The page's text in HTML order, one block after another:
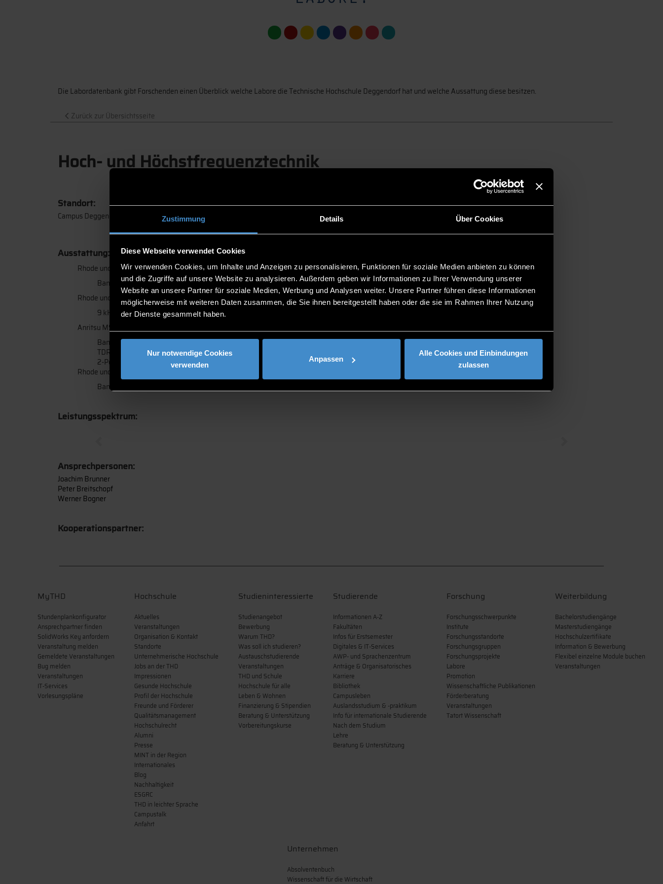
Zustimmung Details Über Cookies
Diese Webseite verwendet Cookies
Wir verwenden Cookies, um Inhalte und Anzeigen zu personalisieren, Funktionen für soziale Medien anbieten zu können
und die Zugriffe auf unsere Website zu analysieren. Außerdem geben wir Informationen zu Ihrer Verwendung unserer
Website an unsere Partner für soziale Medien, Werbung und Analysen weiter. Unsere Partner führen diese Informationen
möglicherweise mit weiteren Daten zusammen, die Sie ihnen bereitgestellt haben oder die sie im Rahmen Ihrer Nutzung
der Dienste gesammelt haben.
Nur notwendige Cookies
verwenden
Anpassen
Alle Cookies und Einbindungen
zulassen
Die Labordatenbank gibt Forschenden einen Überblick welche Labore die Technische Hochschule Deggendorf hat und welche Aussattung diese besitzen.
Zurück zur Übersichtsseite
Hoch- und Höchstfrequenztechnik
Standort:
Campus Deggendorf
Ausstattung:
Rhode und Schwarz FSH 4
Bandbreite: 4 GHz
Rhode und Schwarz FSP30
9 kHz - 30 GHz mit Trackinggenerator
Anritsu MS46122A
Bandbreite 1 MHz - 40 GHz
TDR-Option
2-Port
Rhode und Schwarz ZNB-20
Bandbreite 9 kHz - 20 GHz 2-Port
Leistungsspektrum:
Ansprechpersonen:
Joachim Brunner
Peter Breitschopf
Werner Bogner
Kooperationspartner:
MyTHD
Stundenplankonfigurator
Ansprechpartner finden
SolidWorks Key anfordern
Veranstaltung melden
Gemeldete Veranstaltungen
Bug melden
Veranstaltungen
IT-Services
Vorlesungspläne
Hochschule
Aktuelles
Veranstaltungen
Organisation & Kontakt
Standorte
Unternehmerische Hochschule
Jobs an der THD
Impressionen
Gesunde Hochschule
Profil der Hochschule
Freunde und Förderer
Qualitätsmanagement
Hochschulrecht
Alumni
Presse
MINT in der Region
Internationales
Blog
Nachhaltigkeit
ESGRC
THD in leichter Sprache
Campustalk
Anfahrt
Studieninteressierte
Studienangebot
Bewerbung
Warum THD?
Was soll ich studieren?
Austauschstudierende
Veranstaltungen
THD und Schule
Hochschule für alle
Leben & Wohnen
Finanzierung & Stipendien
Beratung & Unterstützung
Vorbereitungskurse
Studierende
Informationen A-Z
Fakultäten
Infos für Erstsemester
Digitales & IT-Services
AWP- und Sprachenzentrum
Anträge & Organisatorisches
Karriere
Bibliothek
Campusleben
Auslandsstudium & -praktikum
Info für internationale Studierende
Nach dem Studium
Lehre
Beratung & Unterstützung
Forschung
Forschungsschwerpunkte
Institute
Forschungsstandorte
Forschungsgruppen
Forschungsprojekte
Labore
Promotion
Wissenschaftliche Publikationen
Förderberatung
Veranstaltungen
Tatort Wissenschaft
Weiterbildung
Bachelorstudiengänge
Masterstudiengänge
Hochschulzertifikate
Information & Bewerbung
Flexibel einzelne Module buchen
Veranstaltungen
Unternehmen
Absolventenbuch
Wissenschaft für die Wirtschaft